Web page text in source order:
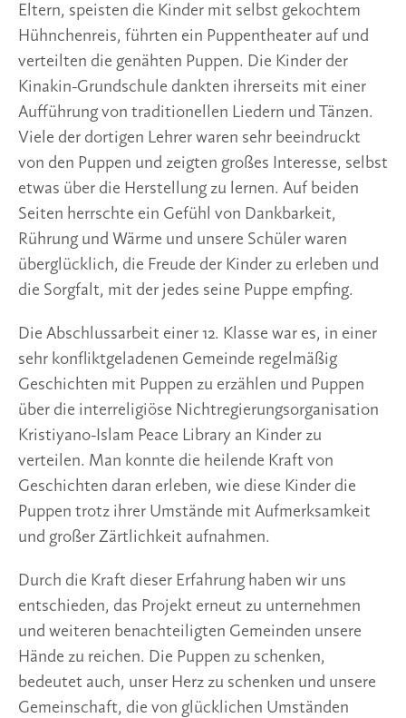
Eltern, speisten die Kinder mit selbst gekochtem
Hühnchenreis, führten ein Puppentheater auf und
verteilten die genähten Puppen. Die Kinder der
Kinakin-Grundschule dankten ihrerseits mit einer
Aufführung von traditionellen Liedern und Tänzen.
Viele der dortigen Lehrer waren sehr beeindruckt
von den Puppen und zeigten großes Interesse, selbst
etwas über die Herstellung zu lernen. Auf beiden
Seiten herrschte ein Gefühl von Dankbarkeit,
Rührung und Wärme und unsere Schüler waren
überglücklich, die Freude der Kinder zu erleben und
die Sorgfalt, mit der jedes seine Puppe empfing.
Die Abschlussarbeit einer 12. Klasse war es, in einer
sehr konfliktgeladenen Gemeinde regelmäßig
Geschichten mit Puppen zu erzählen und Puppen
über die interreligiöse Nichtregierungsorganisation
Kristiyano-Islam Peace Library an Kinder zu
verteilen. Man konnte die heilende Kraft von
Geschichten daran erleben, wie diese Kinder die
Puppen trotz ihrer Umstände mit Aufmerksamkeit
und großer Zärtlichkeit aufnahmen.
Durch die Kraft dieser Erfahrung haben wir uns
entschieden, das Projekt erneut zu unternehmen
und weiteren benachteiligten Gemeinden unsere
Hände zu reichen. Die Puppen zu schenken,
bedeutet auch, unser Herz zu schenken und unsere
Gemeinschaft, die von glücklichen Umständen